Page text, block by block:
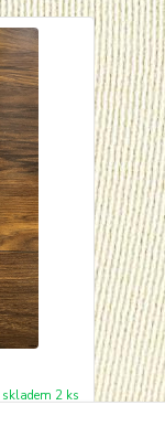
skladem 2 ks